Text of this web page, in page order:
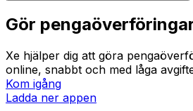
Gör
Xe hjälper dig att göra
online, snabbt och med låga
Kom igång
Ladda ner appen